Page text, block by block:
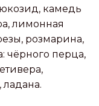
камедь
лимонная
розмарина,
чёрного перца,
ладана.